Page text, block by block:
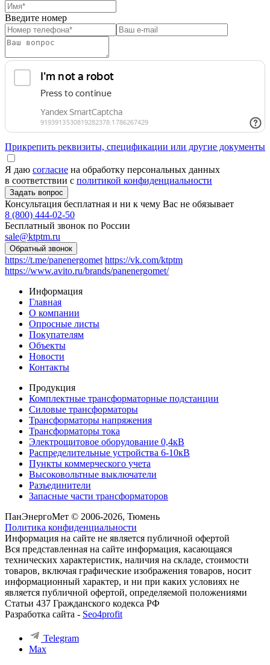
Введите номер
Прикрепить реквизиты, спецификации или другие документы
Я даю согласие на обработку персональных данных
в соответствии с политикой конфиденциальности
Консультация бесплатная и ни к чему Вас не обязывает
8 (800) 444-02-50
Бесплатный звонок по России
sale@ktptm.ru
https://t.me/panenergomet https://vk.com/ktptm
https://www.avito.ru/brands/panenergomet/
Информация
Главная
О компании
Опросные листы
Покупателям
Объекты
Новости
Контакты
Продукция
Комплектные трансформаторные подстанции
Силовые трансформаторы
Трансформаторы напряжения
Трансформаторы тока
Электрощитовое оборудование 0,4кВ
Распределительные устройства 6-10кВ
Пункты коммерческого учета
Высоковольтные выключатели
Разъединители
Запасные части трансформаторов
ПанЭнергоМет © 2006-2026, Тюмень
Политика конфиденциальности
Информация на сайте не является публичной офертой
Вся представленная на сайте информация, касающаяся
технических характеристик, наличия на складе, стоимости
товаров, включая графические изображения товаров, носит
информационный характер, и ни при каких условиях не
является публичной офертой, определяемой положениями
Статьи 437 Гражданского кодекса РФ
Разработка сайта - Seo4profit
Telegram
Max